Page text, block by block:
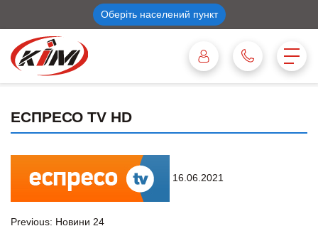
Оберіть населений пункт
ЕСПРЕСО TV HD
16.06.2021
Previous: Новини 24